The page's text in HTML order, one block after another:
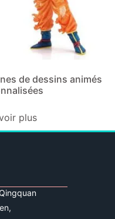
de dessins animés
plus